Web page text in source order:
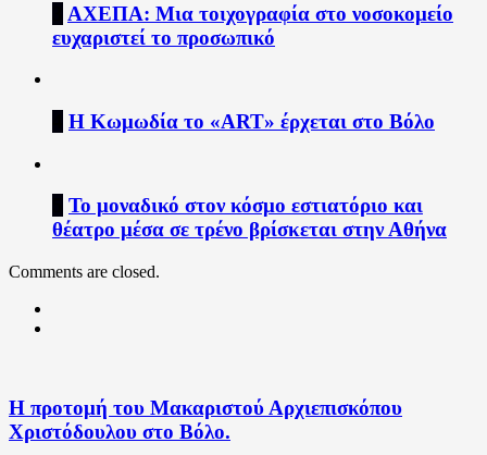
ΑΧΕΠΑ: Μια τοιχογραφία στο νοσοκομείο
ευχαριστεί το προσωπικό
Η Κωμωδία το «ART» έρχεται στο Βόλο
Το μοναδικό στον κόσμο εστιατόριο και
θέατρο μέσα σε τρένο βρίσκεται στην Αθήνα
Comments are closed.
Η πρoτομή του Μακαριστού Αρχιεπισκόπου
Χριστόδουλου στο Βόλο.